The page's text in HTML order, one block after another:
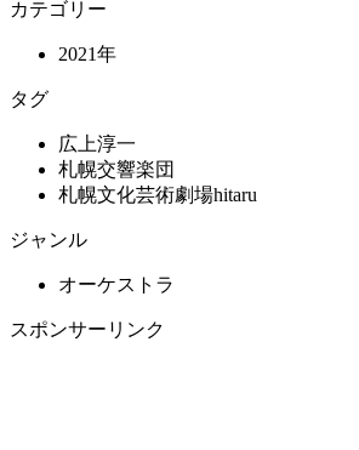
カテゴリー
2021年
タグ
広上淳一
札幌交響楽団
札幌文化芸術劇場hitaru
ジャンル
オーケストラ
スポンサーリンク